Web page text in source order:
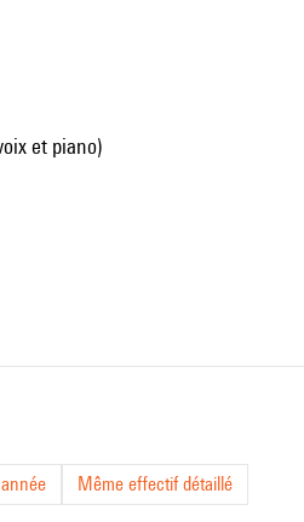
et piano)
Même effectif détaillé